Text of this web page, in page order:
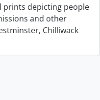
prints depicting people
and other
Chilliwack